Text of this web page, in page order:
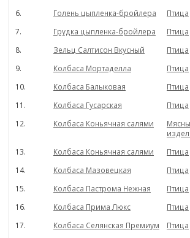
6.
Голень цыпленка-бройлера
Птица
7.
Грудка цыпленка-бройлера
Птица
8.
Зельц Салтисон Вкусный
Птица
9.
Колбаса Мортаделла
Птица
10.
Колбаса Балыковая
Птица
11.
Колбаса Гусарская
Птица
12.
Колбаса Коньячная салями
13.
Колбаса Коньячная салями
Птица
14.
Колбаса Мазовецкая
Птица
15.
Колбаса Пастрома Нежная
Птица
16.
Колбаса Прима Люкс
Птица
17.
Колбаса Селянская Премиум
Птица